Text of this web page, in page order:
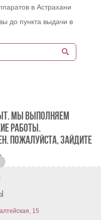
в Астрахани
до пункта выдачи в
МЫ ВЫПОЛНЯЕМ
РАБОТЫ.
ПОЖАЛУЙСТА, ЗАЙДИТЕ
15